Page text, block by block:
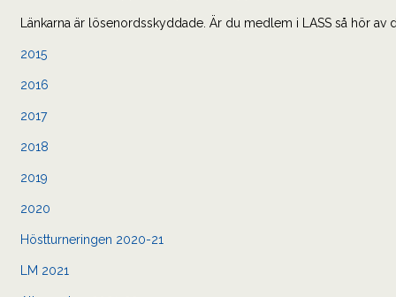
Länkarna är lösenordsskyddade. Är du medlem i LASS så hör
2015
2016
2017
2018
2019
2020
Höstturneringen 2020-21
LM 2021